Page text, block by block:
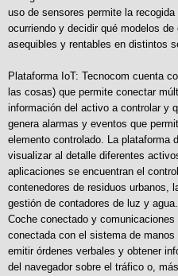
uso de sensores permite la
ocurriendo y decidir qué modelos
asequibles y rentables en distintos
Plataforma IoT: Tecnocom cuenta
las cosas) que permite conectar
información del activo a controlar y
genera alarmas y eventos que
elemento controlado. La plataforma
visualizar al detalle diferentes
aplicaciones se encuentran el
contenedores de residuos urbanos,
gestión de contadores de luz y agua.
Coche conectado y
conectada con el sistema de
emitir órdenes verbales y obtener
del navegador sobre el tráfico o,